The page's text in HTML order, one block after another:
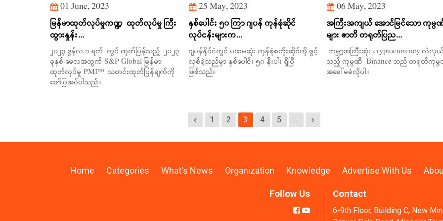
01 June, 2023
မြန်မာထုတ်လုပ်မှုကဏ္ဍ ထုတ်လုပ်မှု ကြီး
ထွားနှုန်း...
၂၀၂၃ ဇွန်လ ၁ ရက် တွင် ထုတ်ပြန်သည့် ၂၀၂၃
ခုနှစ် မေလအတွက် S&P Global မြန်မာ
ထုတ်လုပ်မှု PMI™ သတင်းထုတ်ပြန်ချက်ကို
ဖော်ပြအပ်ပါသည်။
25 May, 2023
နှစ်ပေါင်း ၅၀ ကြာ ဂျပန် ကုန်စုံဆိုင်
လုပ်ငန်းများက...
ဂျပန်နိုင်ငံတွင် ပထမဆုံး ကုန်စုံစတိုးဆိုင်ကို ဖွင့်
လှစ်ခဲ့သည်မှာ နှစ်ပေါင်း ၅၀ နီးပါး ရှိပြီ
ဖြစ်သည်။
06 May, 2023
အကြီးအကျယ် အောင်မြင်သော ကုမ္ပ
များ ဇာတိ တရုတ်ပြည...
ကမ္ဘာ့အကြီးဆုံး cryptocurrency လဲလှ
သည့် ကုမ္ပဏီ Binance သည် တရုတ်ကုမ္
အခေါ်မခံလိုပါ။
1 2 3 4 5 …
Home Categories What's News Organization Knowledge Advertise With Us
Follow Us Contact
6-9th Floor, Building C, New